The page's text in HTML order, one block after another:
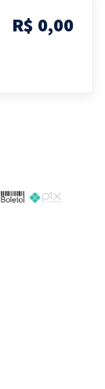
R$ 0,00